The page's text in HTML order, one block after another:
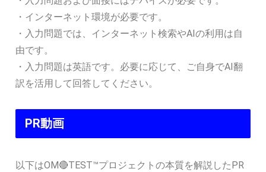
・インターネット環境が必要です。
・入力問題では、インターネット検索やAIの利用は自
由です。
・入力問題は英語です。必要に応じて、ご自身でAI翻
訳を活用して回答してください。
PR動画
以下はOM🔴TEST™プロジェクトの本質を解説したPR